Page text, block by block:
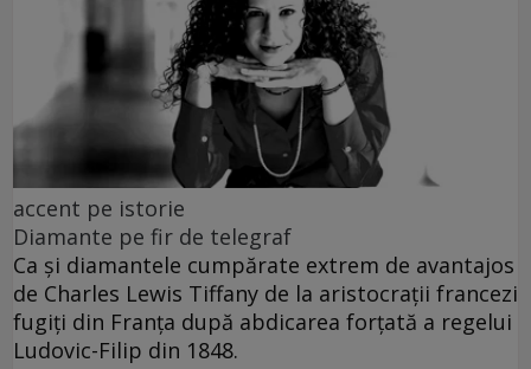
accent pe istorie
Diamante pe fir de telegraf
Ca și diamantele cumpărate extrem de avantajos
de Charles Lewis Tiffany de la aristocrații francezi
fugiți din Franța după abdicarea forțată a regelui
Ludovic-Filip din 1848.